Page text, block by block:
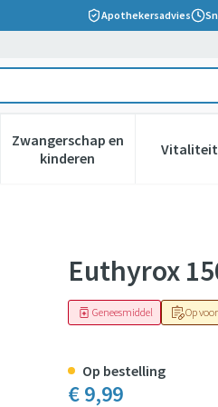
Apothekersadvies
verzorging en hygiëne categorie
voor Dieet, voeding en
Zwangerschap en
kinderenToon submenu voor
Vitaliteit
Euthyrox
Op
Geneesmiddel
€ 9,99
Op bestelling